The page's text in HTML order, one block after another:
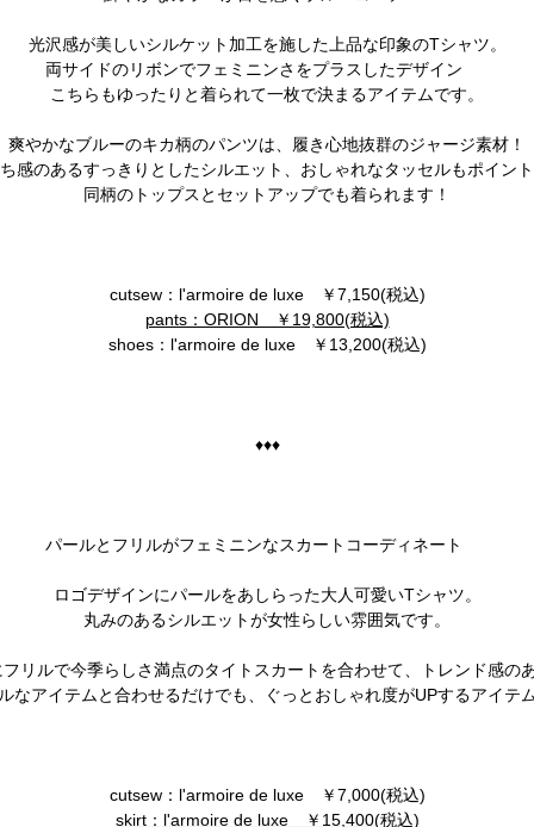
光沢感が美しいシルケット加工を施した上品な印象のTシャツ。
両サイドのリボンでフェミニンさをプラスしたデザイン
こちらもゆったりと着られて一枚で決まるアイテムです。
爽やかなブルーのキカ柄のパンツは、履き心地抜群のジャージ素材！
感のあるすっきりとしたシルエット、おしゃれなタッセルもポイン
同柄のトップスとセットアップでも着られます！
cutsew：l'armoire de luxe ￥7,150(税込)
pants：ORION ￥19,800(税込)
shoes：l'armoire de luxe ￥13,200(税込)
♦♦♦
パールとフリルがフェミニンなスカートコーディネート
ロゴデザインにパールをあしらった大人可愛いTシャツ。
丸みのあるシルエットが女性らしい雰囲気です。
リルで今季らしさ満点のタイトスカートを合わせて、トレンド感の
なアイテムと合わせるだけでも、ぐっとおしゃれ度がUPするアイテ
cutsew：l'armoire de luxe ￥7,000(税込)
skirt：l'armoire de luxe ￥15,400(税込)